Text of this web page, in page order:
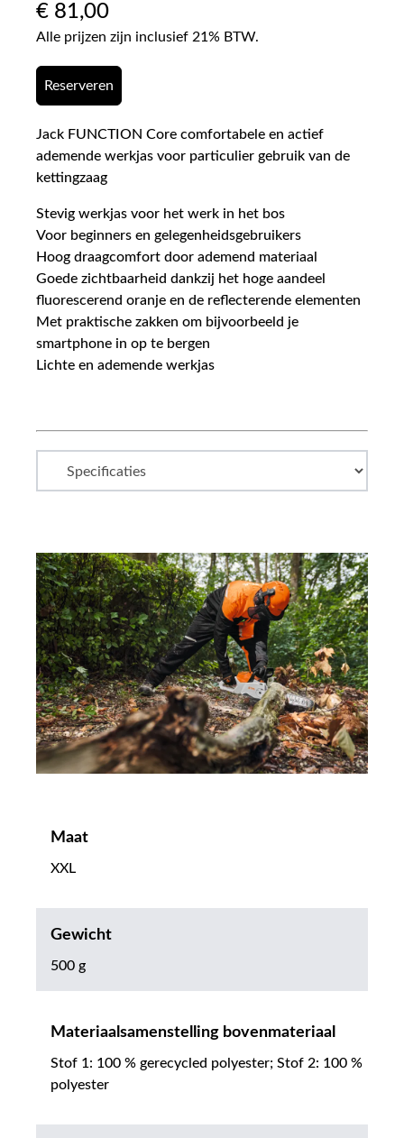
€ 81,00
Alle prijzen zijn inclusief 21% BTW.
Reserveren
Jack FUNCTION Core comfortabele en actief
ademende werkjas voor particulier gebruik van de
kettingzaag
Stevig werkjas voor het werk in het bos
Voor beginners en gelegenheidsgebruikers
Hoog draagcomfort door ademend materiaal
Goede zichtbaarheid dankzij het hoge aandeel
fluorescerend oranje en de reflecterende elementen
Met praktische zakken om bijvoorbeeld je
smartphone in op te bergen
Lichte en ademende werkjas
Maat
XXL
Gewicht
500 g
Materiaalsamenstelling bovenmateriaal
Stof 1: 100 % gerecycled polyester; Stof 2: 100 %
polyester